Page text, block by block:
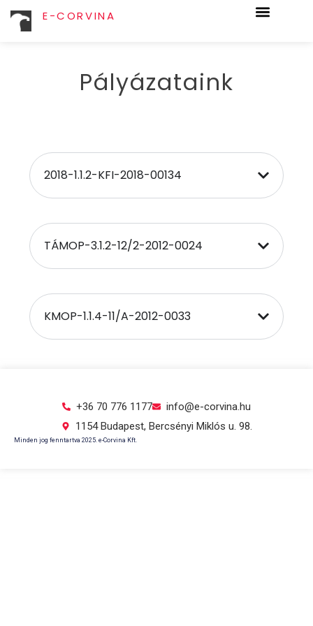
E-CORVINA
Pályázataink
2018-1.1.2-KFI-2018-00134
TÁMOP-3.1.2-12/2-2012-0024
KMOP-1.1.4-11/A-2012-0033
+36 70 776 1177
info@e-corvina.hu
1154 Budapest, Bercsényi Miklós u. 98.
Minden jog fenntartva 2025. e-Corvina Kft.